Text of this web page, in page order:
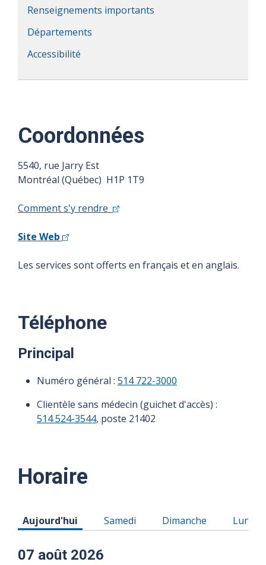
Renseignements importants
Départements
Accessibilité
Coordonnées
5540, rue Jarry Est
Montréal (Québec) H1P 1T9
Comment s'y rendre
Site Web
Les services sont offerts en français et en anglais.
Téléphone
Principal
Numéro général : 514 722-3000
Clientèle sans médecin (guichet d'accès) :
514 524-3544, poste 21402
Horaire
Horaire du Vendredi 07 août 2026
Aujourd'hui Horaire du Samedi 08 août 2026
Samedi Horaire du Dimanche
Dimanche Lundi
07 août 2026